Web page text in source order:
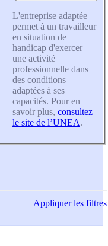
L'entreprise adaptée
permet à un travailleur
en situation de
handicap d'exercer
une activité
professionnelle dans
des conditions
adaptées à ses
capacités. Pour en
savoir plus, consultez
le site de l’UNEA.
Appliquerles filtres